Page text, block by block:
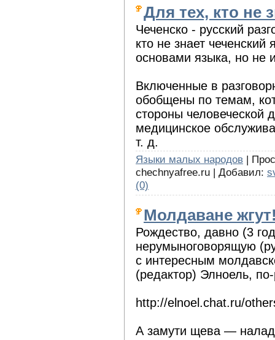
Для тех, кто не
Чеченско - русский
кто не знает
основами языка, но не
Включенные в
обобщены по темам,
стороны человеческой
медицинское
т. д.
Языки малых народов |
chechnyafree.ru | Добавил:
(0)
Молдаване
Рождество, давно (3
нерумыноговорящую
с интересным
(редактор) Элноель,
http://elnoel.chat.ru/
А замути щева —